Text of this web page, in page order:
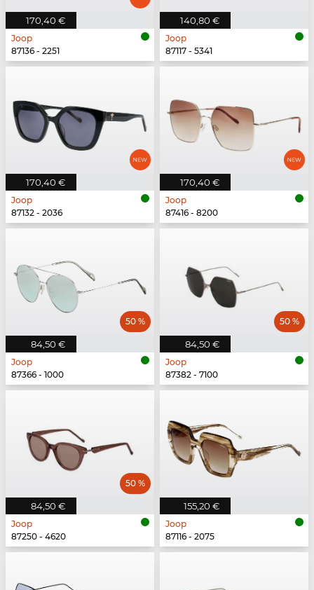
170,40 €
Joop
87136 - 2251
140,80 €
Joop
87117 - 5341
170,40 €
Joop
87132 - 2036
170,40 €
Joop
87416 - 8200
84,50 €
50 %
Joop
87366 - 1000
84,50 €
50 %
Joop
87382 - 7100
84,50 €
50 %
Joop
87250 - 4620
155,20 €
Joop
87116 - 2075